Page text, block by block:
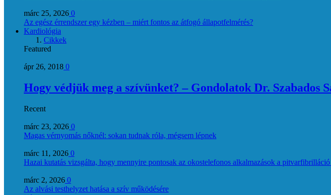
márc 25, 2026 0
Az egész érrendszer egy kézben – miért fontos az átfogó állapotfelmérés?
Kardiológia
Cikkek
Featured
ápr 26, 2018 0
Hogy védjük meg a szívünket? – Gondolatok Dr. Szabados
Recent
márc 23, 2026 0
Magas vérnyomás nőknél: sokan tudnak róla, mégsem lépnek
márc 11, 2026 0
Hazai kutatás vizsgálta, hogy mennyire pontosak az okostelefonos alkalmazások a pitvarfibrilláció
márc 2, 2026 0
Az alvási testhelyzet hatása a szív működésére